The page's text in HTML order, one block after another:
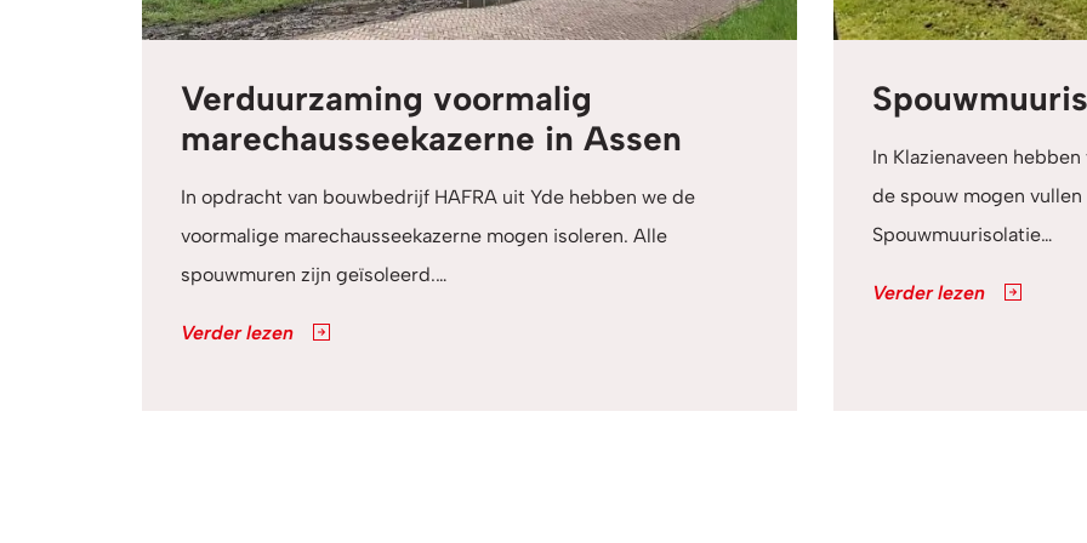
Verduurzaming voormalig
marechausseekazerne in Assen
In opdracht van bouwbedrijf HAFRA uit Yde hebben we de
voormalige marechausseekazerne mogen isoleren. Alle
spouwmuren zijn geïsoleerd.…
Verder lezen
In Klazienaveen
de spouw mogen
Spouwmuurisolatie…
Verder lezen